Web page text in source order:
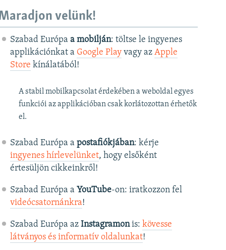
velünk!
Szabad Európa a mobilján: töltse le ingyenes
applikációnkat a Google Playvagy az Apple
Store kínálatából!
A stabil mobilkapcsolat érdekében a weboldal egyes
funkciói az applikációban csak korlátozottan érhetők
el.
Szabad Európa a postafiókjában: kérje
ingyenes hírlevelünket, hogy elsőként
értesüljön cikkeinkről!
Szabad Európa a YouTube-on: iratkozzon fel
videócsatornánkra!
Szabad Európa az Instagramonis: kövesse
látványos és informatív oldalunkat! ​